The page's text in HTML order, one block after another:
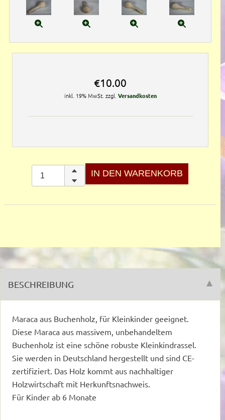
€10.00
inkl. 19% MwSt. zzgl. Versandkosten
BESCHREIBUNG
Maraca aus Buchenholz, für Kleinkinder geeignet.
Diese Maraca aus massivem, unbehandeltem
Buchenholz ist eine schöne robuste Kleinkindrassel.
Sie werden in Deutschland hergestellt und sind CE-
zertifiziert. Das Holz kommt aus nachhaltiger
Holzwirtschaft mit Herkunftsnachweis.
Für Kinder ab 6 Monate